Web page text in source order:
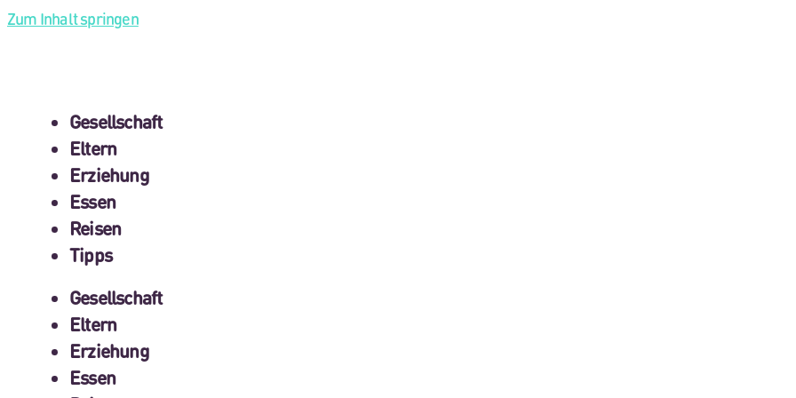
Zum Inhalt springen
Gesellschaft
Eltern
Erziehung
Essen
Reisen
Tipps
Gesellschaft
Eltern
Erziehung
Essen